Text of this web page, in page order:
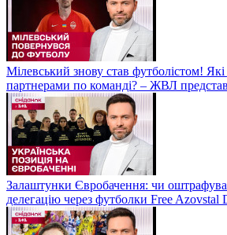
Мілевський знову став футболістом!
партнерами по команді? – ЖВЛ
Залаштунки Євробачення: чи
делегацію через футболки Free Azovstal